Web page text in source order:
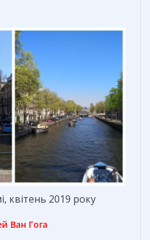
квітень 2019 року
Ван Гога